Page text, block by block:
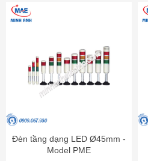
Đèn tầng dạng LED Ø45mm -
Model PME